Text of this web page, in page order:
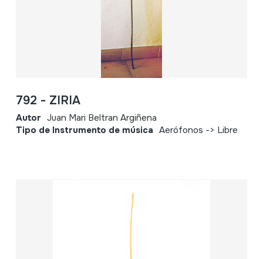
792 - ZIRIA
Autor Juan Mari Beltran Argiñena
Tipo de Instrumento de música Aerófonos -> Libre